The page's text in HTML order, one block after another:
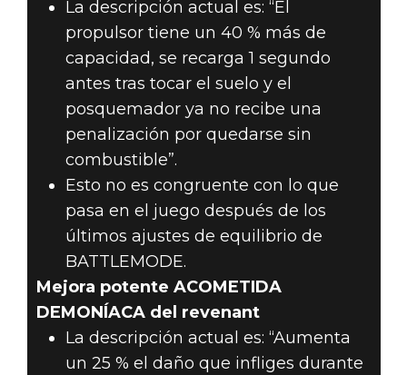
La descripción actual es: “El
propulsor tiene un 40 % más de
capacidad, se recarga 1 segundo
antes tras tocar el suelo y el
posquemador ya no recibe una
penalización por quedarse sin
combustible”.
Esto no es congruente con lo que
pasa en el juego después de los
últimos ajustes de equilibrio de
BATTLEMODE.
Mejora potente ACOMETIDA
DEMONÍACA del revenant
La descripción actual es: “Aumenta
un 25 % el daño que infliges durante